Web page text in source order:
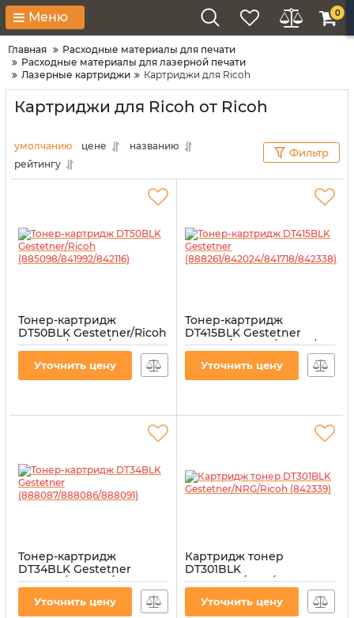
Меню 0
Главная
Расходные материалы для печати
Расходные материалы для лазерной печати
Лазерные картриджи
Картриджи для Ricoh
Картриджи для Ricoh от Ricoh
умолчанию цене
названию
рейтингу
Фильтр
Тонер-картридж
DT50BLK Gestetner/Ricoh
(885098/841992/842116)
Артикул:
Уточнить цену
Тонер-картридж
DT415BLK Gestetner
(888261/842024/841718/
Артикул:
Уточнить цену
Тонер-картридж
DT34BLK Gestetner
(888087/888086/888091)
Артикул:
Уточнить цену
Картридж тонер
DT301BLK
Gestetner/NRG/Ricoh
T-GEST-DT301BLK
Уточнить цену